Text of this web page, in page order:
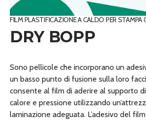
FILM PLASTIFICAZIONE A CALDO PER STAMPA
DRY BOPP
Sono pellicole che incorporano un
un basso punto di fusione sulla loro
consente al film di aderire al supporto
calore e pressione utilizzando
laminazione adeguata. L’adesivo del